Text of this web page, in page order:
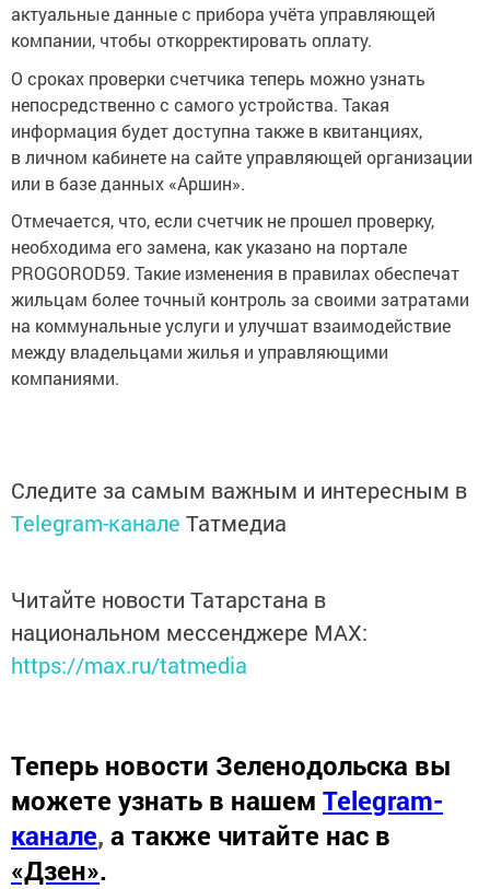
актуальные данные с прибора учёта управляющей
компании, чтобы откорректировать оплату.
О сроках проверки счетчика теперь можно узнать
непосредственно с самого устройства. Такая
информация будет доступна также в квитанциях,
в личном кабинете на сайте управляющей организации
или в базе данных «Аршин».
Отмечается, что, если счетчик не прошел проверку,
необходима его замена, как указано на портале
PROGOROD59. Такие изменения в правилах обеспечат
жильцам более точный контроль за своими затратами
на коммунальные услуги и улучшат взаимодействие
между владельцами жилья и управляющими
компаниями.
Следите за самым важным и интересным в
Telegram-канале Татмедиа
Читайте новости Татарстана в
национальном мессенджере MАХ:
https://max.ru/tatmedia
Теперь новости Зеленодольска вы
можете узнать в нашем Telegram-
канале, а также читайте нас в
«Дзен».